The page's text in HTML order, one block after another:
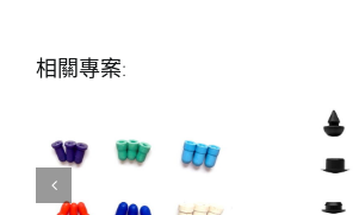
相關專案: